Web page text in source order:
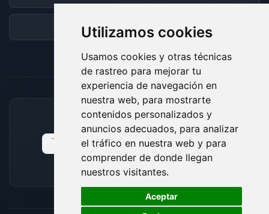
Utilizamos cookies
Usamos cookies y otras técnicas
de rastreo para mejorar tu
experiencia de navegación en
nuestra web, para mostrarte
contenidos personalizados y
anuncios adecuados, para analizar
el tráfico en nuestra web y para
comprender de donde llegan
nuestros visitantes.
Aceptar
Foro
MÉTODOS DE PAGO ACEPTADOS
🍪